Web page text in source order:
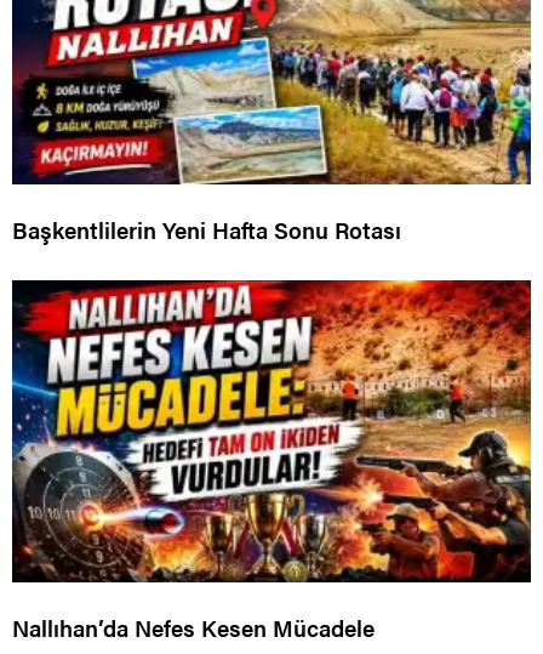
Başkentlilerin Yeni Hafta Sonu Rotası
Nallıhan’da Nefes Kesen Mücadele